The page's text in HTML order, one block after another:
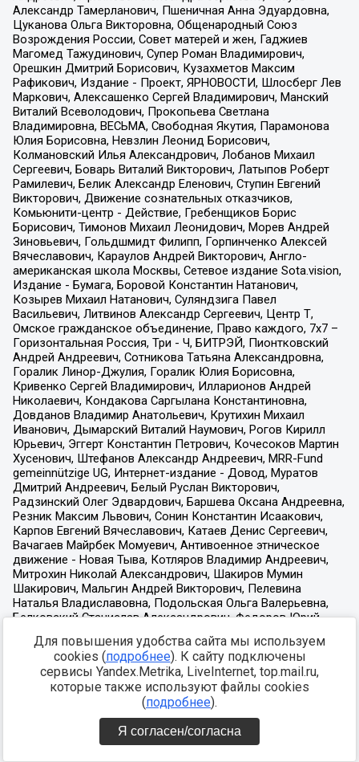
Для повышения удобства сайта мы используем
cookies (подробнее). К сайту подключены
сервисы Yandex.Metrika, LiveInternet, top.mail.ru,
которые также используют файлы cookies
(подробнее).
Я согласен/согласна